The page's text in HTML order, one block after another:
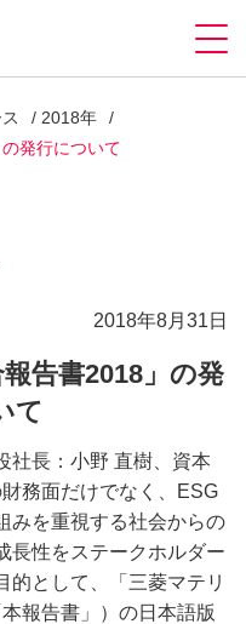
2018年
発行について
2018年8月31日
告書2018」の発
て
社長：小野 直樹、資本
務面だけでなく、ESG
みを重視する社会からの
長性をステークホルダー
的として、「三菱マテリ
報告書」）の日本語版